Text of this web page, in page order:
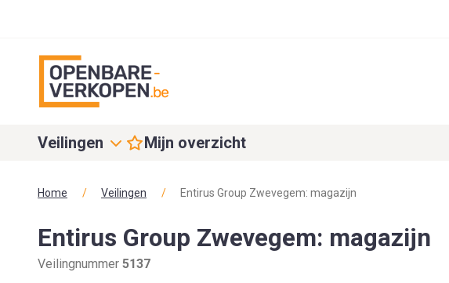
Veilingen Mijn overzicht
Home / Veilingen / Entirus Group Zwevegem: magazijn
Entirus Group Zwevegem: magazijn
Veilingnummer 5137